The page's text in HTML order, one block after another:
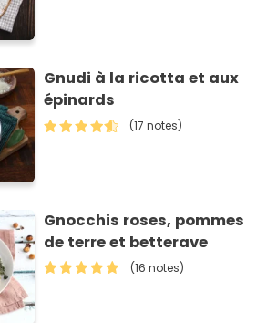
Gnudi à la ricotta et aux
épinards
(17 notes)
Gnocchis roses, pommes
de terre et betterave
(16 notes)